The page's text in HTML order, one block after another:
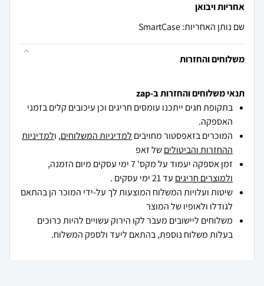
אחריות ויבואן
שם נותן האחריות: SmartCase
משלוחים והחזרות
תנאי משלוחים והחזרות ב-zap
בתקופת חגים ייתכנו עומסים חריגים וכן עיכובים קלים בזמני
האספקה.
המוכרים בזאפסטור מחויבים למדיניות המשלוחים, ולמדיניות
ההחזרות והביטוליםשל זאפ
זמן אספקה יעמוד על מקס' 7 ימי עסקים מיום הזמנה,
ולמוצרים חריגים עד 21 ימי עסקים .
שיטות ועלויות המשלוח המוצעות לך על-ידי המוכר הן בהתאם
לגודלו ולאופיו של המוצר
משלוחים ליישובים מעבר לקו הירוק עשויים להיות כרוכים
בעלות משלוח נוספת, בהתאם ליעד ולספק המשלוח.